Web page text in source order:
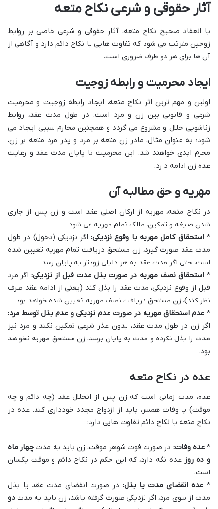
آثار حقوقی و شرعی نکاح متعه
با انعقاد صحیح نکاح متعه، آثار حقوقی و شرعی خاصی بر روابط
زوجین مترتب می شود که تفاوت هایی با نکاح دائم دارد و آگاهی از
آن ها برای هر دو طرف ضروری است.
ایجاد محرمیت و رابطه زوجیت
اولین و مهم ترین اثر نکاح متعه، ایجاد رابطه زوجیت و محرمیت
شرعی و قانونی بین زن و مرد است. در طول مدت عقد، روابط
زناشویی حلال و مشروع می گردد و همچنین محارم سببی ایجاد می
شود؛ به عنوان مثال، مادر زن متعه بر مرد و پدر مرد متعه بر زن،
محرم ابدی خواهند شد. این محرمیت تا پایان مدت عقد و رعایت
عده زن ادامه دارد.
مهریه و حق مطالبه آن
در نکاح متعه، مهریه از ارکان اصلی عقد است و زن پس از جاری
شدن صیغه و تمکین، مالک تمام مهریه می شود.
*استحقاق کامل مهریه با وقوع نزدیکی: اگر نزدیکی (دخول) در طول
مدت عقد صورت گیرد، زن مستحق دریافت تمام مهریه تعیین شده
است، حتی اگر مدت عقد به هر دلیلی زودتر به پایان رسد.
*استحقاق نصف مهریه در صورت بذل مدت قبل از نزدیکی:اگر مرد
قبل از وقوع نزدیکی، مدت عقد را بذل کند (یعنی از ادامه عقد صرف
نظر کند)، زن مستحق دریافت نصف مهریه تعیین شده خواهد بود.
* عدم استحقاق مهریه در صورت عدم نزدیکی و عدم بذل توسط مرد:
اگر زن در طول مدت عقد، بدون عذر شرعی تمکین نکند و مرد نیز
مدت را بذل نکرده و مدت به پایان برسد، زن مستحق مهریه نخواهد
بود.
عده در نکاح متعه
عده، مدت زمانی است که زن پس از انحلال عقد (چه دائم و چه
موقت) یا وفات همسر، باید از ازدواج مجدد خودداری کند. عده در
نکاح متعه با نکاح دائم تفاوت هایی دارد:
*عده وفات: در صورت فوت شوهر موقت، زن باید به مدت چهار ماه
و ده روز عده نگه دارد، که این حکم در نکاح دائم و موقت یکسان
است.
* عده انقضای مدت یا بذل: در صورت انقضای مدت عقد یا بذل
مدت از سوی مرد، اگر نزدیکی صورت گرفته باشد، زن باید به مدت دو